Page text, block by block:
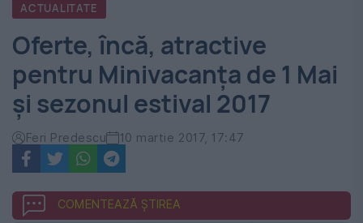
România
-
Evenimentul
Zilei
ACTUALITATE
Oferte, încă, atractive
pentru Minivacanța de 1 Mai
și sezonul estival 2017
Feri Predescu 10 martie 2017, 17:47
COMENTEAZĂ ȘTIREA